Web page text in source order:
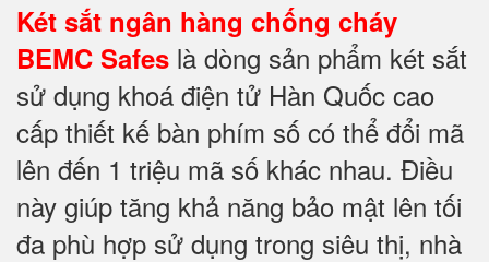
Két sắt ngân hàng chống cháy
BEMC Safes là dòng sản phẩm két sắt
sử dụng khoá điện tử Hàn Quốc cao
cấp thiết kế bàn phím số có thể đổi mã
lên đến 1 triệu mã số khác nhau. Điều
này giúp tăng khả năng bảo mật lên tối
đa phù hợp sử dụng trong siêu thị, nhà